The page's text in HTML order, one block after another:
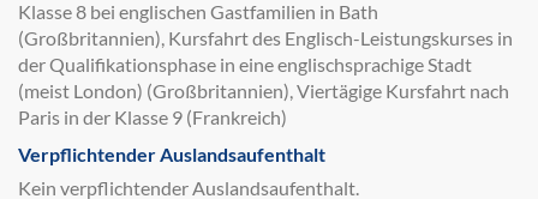
Klasse 8 bei englischen Gastfamilien in Bath
(Großbritannien), Kursfahrt des Englisch-Leistungskurses in
der Qualifikationsphase in eine englischsprachige Stadt
(meist London) (Großbritannien), Viertägige Kursfahrt nach
Paris in der Klasse 9 (Frankreich)
Verpflichtender Auslandsaufenthalt
Kein verpflichtender Auslandsaufenthalt.